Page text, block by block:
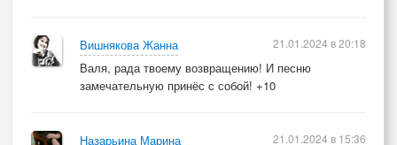
Вишнякова Жанна
Валя, рада твоему возвращению! И песню
замечательную принёс с собой! +10
21.01.2024 в 20:18
Назарьина Марина 21.01.2024 в 15:36